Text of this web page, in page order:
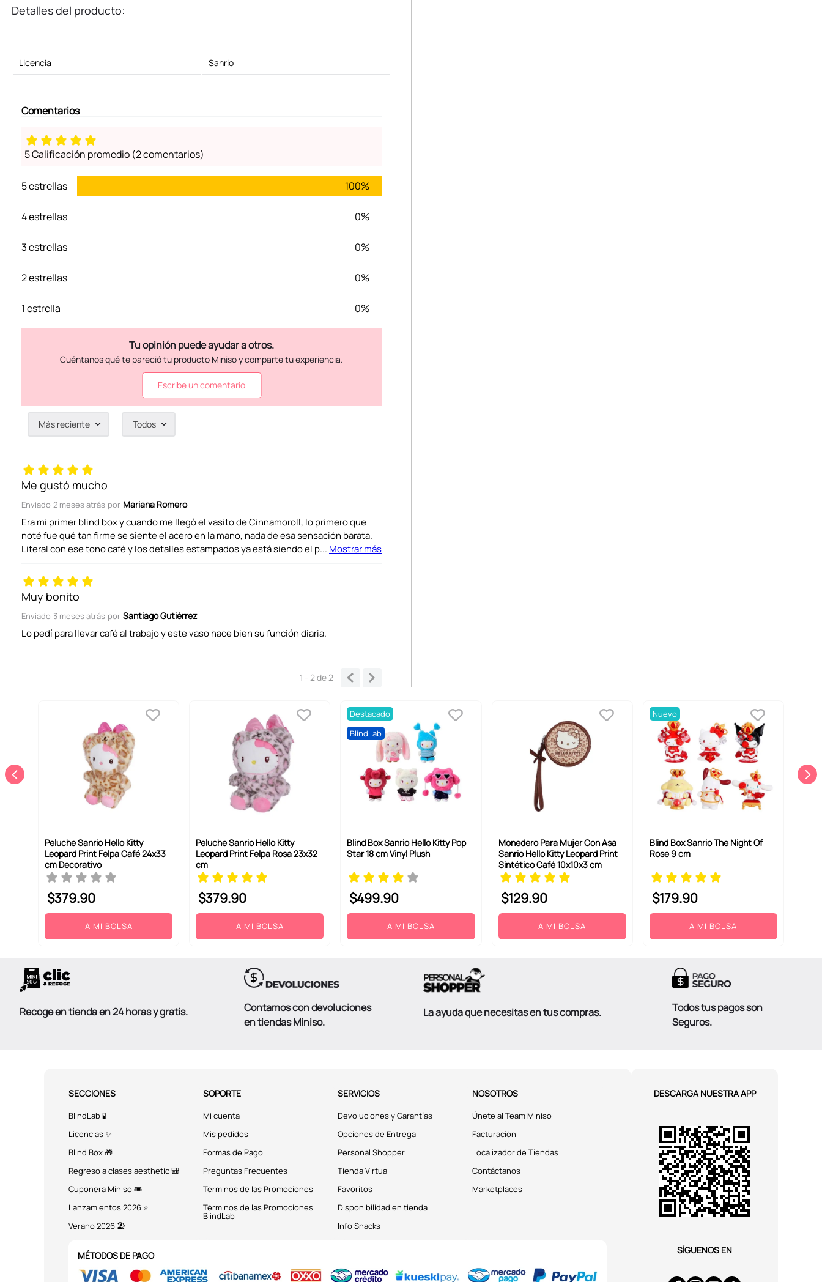
Detalles del producto:
Licencia Sanrio
Comentarios
5 Calificación promedio (2 comentarios)
5 estrellas 100%
4 estrellas 0%
3 estrellas 0%
2 estrellas 0%
1 estrella 0%
Escribe un comentario
Agregar comentario
Califica el producto de 1 a 5 estrellas
Dirección de email
ENVIAR COMENTARIO
Más reciente Todos
Me gustó mucho
Enviado 2 meses atrás por Mariana Romero
Era mi primer blind box y cuando me llegó el vasito de Cinnamoroll, lo primero que
noté fue qué tan firme se siente el acero en la mano, nada de esa sensación barata.
Literal con ese tono café y los detalles estampados ya está siendo el p... Mostrar más
Muy bonito
Enviado 3 meses atrás por Santiago Gutiérrez
Lo pedí para llevar café al trabajo y este vaso hace bien su función diaria.
1 - 2de2
Peluche Sanrio Hello Kitty
Leopard Print Felpa Café 24x33
cm Decorativo
$379.90
A MI BOLSA
Peluche Sanrio Hello Kitty
Leopard Print Felpa Rosa 23x32
cm
$379.90
A MI BOLSA
Destacado
BlindLab
Blind Box Sanrio Hello Kitty Pop
Star 18 cm Vinyl Plush
$499.90
A MI BOLSA
Monedero Para Mujer Con Asa
Sanrio Hello Kitty Leopard Print
Sintético Café 10x10x3 cm
$129.90
A MI BOLSA
Nuevo
Blind Box Sanrio The Night Of
Rose 9 cm
$179.90
A MI BOLSA
Recoge en tienda en 24 horas y gratis.
Contamos con devoluciones
en tiendas Miniso.
La ayuda que necesitas en tus compras.
Todos tus pagos son
Seguros.
SECCIONES
BlindLab 🧪
Licencias ✨
Blind Box 🎁
Regreso a clases aesthetic 🎒
Cuponera Miniso 🎟️
Lanzamientos 2026 ⭐
Verano 2026 🏖️
SOPORTE
Mi cuenta
Mis pedidos
Formas de Pago
Preguntas Frecuentes
Términos de las Promociones
Términos de las Promociones
BlindLab
SERVICIOS
Devoluciones y Garantías
Opciones de Entrega
Personal Shopper
Tienda Virtual
Favoritos
Disponibilidad en tienda
Info Snacks
NOSOTROS
Únete al Team Miniso
Facturación
Localizador de Tiendas
Contáctanos
Marketplaces
MÉTODOS DE PAGO
DESCARGA NUESTRA APP
SÍGUENOS EN